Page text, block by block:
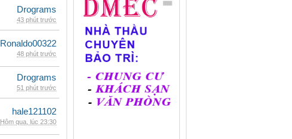
Drograms
43 phút trước
Ronaldo00322
48 phút trước
Drograms
51 phút trước
hale121102
Hôm qua, lúc 23:30